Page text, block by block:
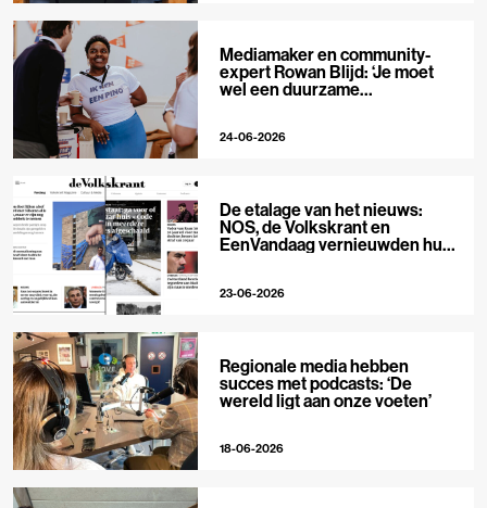
Mediamaker en community-
expert Rowan Blijd: ‘Je moet
wel een duurzame
24-06-2026
De etalage van het nieuws:
NOS, de Volkskrant en
EenVandaag vernieuwden hun
23-06-2026
Regionale media hebben
succes met podcasts: ‘De
wereld ligt aan onze voeten’
18-06-2026